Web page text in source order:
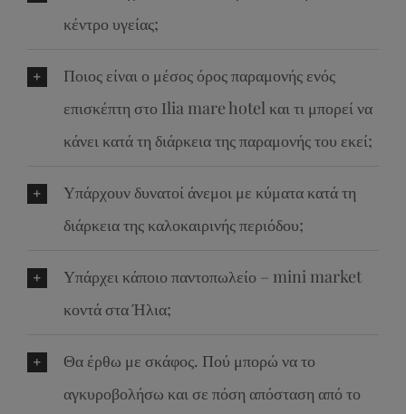
κέντρο υγείας;
Ποιος είναι ο μέσος όρος παραμονής ενός
επισκέπτη στο Ιlia mare hotel και τι μπορεί να
κάνει κατά τη διάρκεια της παραμονής του εκεί;
Υπάρχουν δυνατοί άνεμοι με κύματα κατά τη
διάρκεια της καλοκαιρινής περιόδου;
Υπάρχει κάποιο παντοπωλείο – mini market
κοντά στα Ήλια;
Θα έρθω με σκάφος. Πού μπορώ να το
αγκυροβολήσω και σε πόση απόσταση από το